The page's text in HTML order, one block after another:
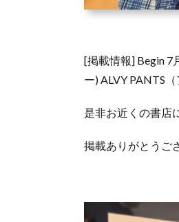
[掲載情報] Begin 7
ー) ALVY PANTS
是非お近くの書店
掲載ありがとうご